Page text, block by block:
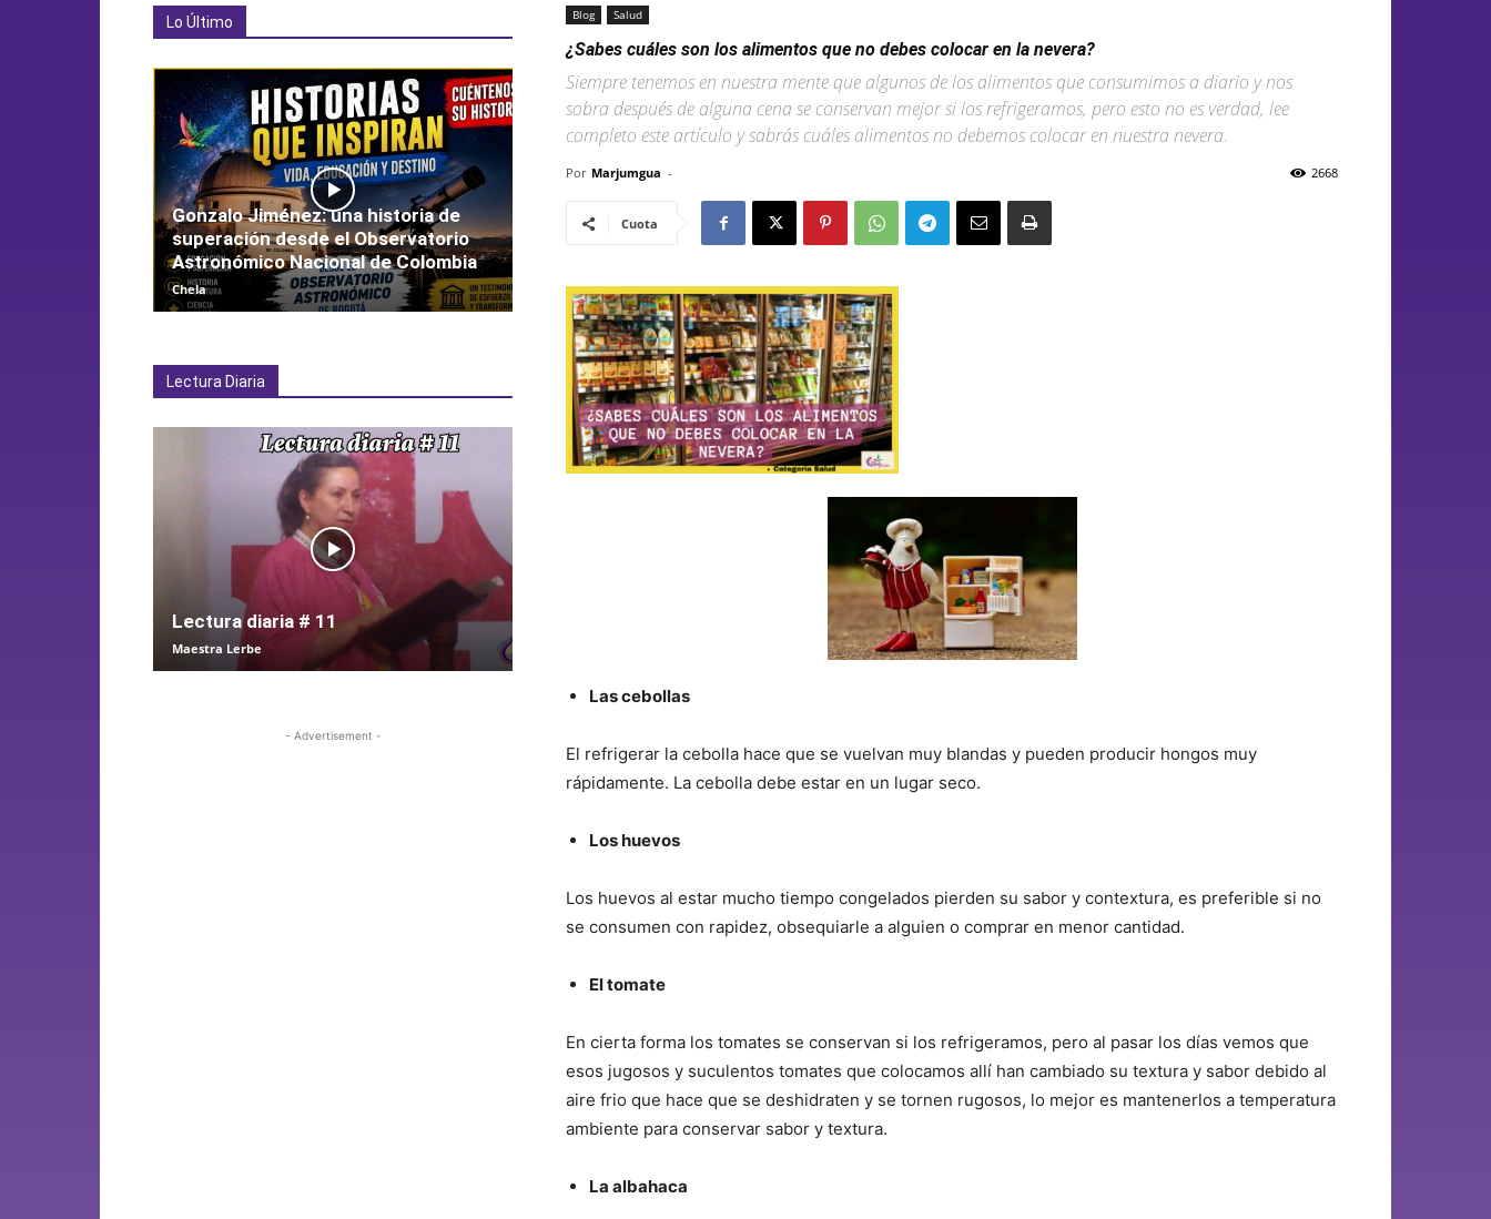
el
Colibrí
Blog Salud
¿Sabes cuáles son los alimentos que no debes colocar en la nevera?
Siempre tenemos en nuestra mente que algunos de los alimentos que consumimos a diario y nos
sobra después de alguna cena se conservan mejor si los refrigeramos, pero esto no es verdad, lee
completo este artículo y sabrás cuáles alimentos no debemos colocar en nuestra nevera.
Por Marjumgua - 2668
Cuota
Las cebollas
El refrigerar la cebolla hace que se vuelvan muy blandas y pueden producir hongos muy
rápidamente. La cebolla debe estar en un lugar seco.
Los huevos
Los huevos al estar mucho tiempo congelados pierden su sabor y contextura, es preferible si no
se consumen con rapidez, obsequiarle a alguien o comprar en menor cantidad.
El tomate
En cierta forma los tomates se conservan si los refrigeramos, pero al pasar los días vemos que
esos jugosos y suculentos tomates que colocamos allí han cambiado su textura y sabor debido al
aire frio que hace que se deshidraten y se tornen rugosos, lo mejor es mantenerlos a temperatura
ambiente para conservar sabor y textura.
La albahaca
Lo Último
Gonzalo Jiménez: una historia de
superación desde el Observatorio
Astronómico Nacional de Colombia
Chela
Lectura Diaria
Lectura diaria # 11
Maestra Lerbe
- Advertisement -